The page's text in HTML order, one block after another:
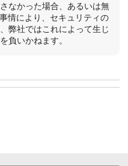
なかった場合、あるいは無
情により、セキュリティの
弊社ではこれによって生じ
負いかねます。